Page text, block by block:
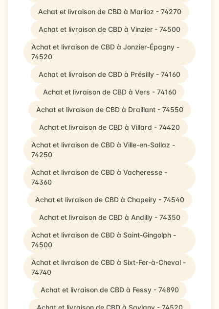
Achat et livraison de CBD à Marlioz - 74270
Achat et livraison de CBD à Vinzier - 74500
Achat et livraison de CBD à Jonzier-Épagny -
74520
Achat et livraison de CBD à Présilly - 74160
Achat et livraison de CBD à Vers - 74160
Achat et livraison de CBD à Draillant - 74550
Achat et livraison de CBD à Villard - 74420
Achat et livraison de CBD à Ville-en-Sallaz -
74250
Achat et livraison de CBD à Vacheresse -
74360
Achat et livraison de CBD à Chapeiry - 74540
Achat et livraison de CBD à Andilly - 74350
Achat et livraison de CBD à Saint-Gingolph -
74500
Achat et livraison de CBD à Sixt-Fer-à-Cheval -
74740
Achat et livraison de CBD à Fessy - 74890
Achat et livraison de CBD à Savigny - 74520